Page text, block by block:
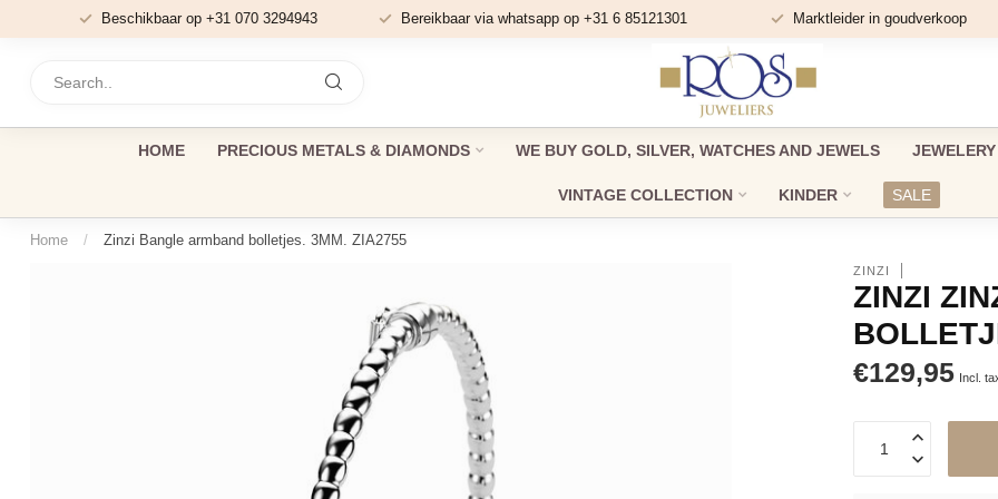
Beschikbaar op +31 070 3294943 Bereikbaar via whatsapp op +31 6 85121301 Marktleider in goudverkoop
HOME PRECIOUS METALS & DIAMONDS WE BUY GOLD, SILVER, WATCHES AND JEWELS JEWELERY
VINTAGE COLLECTION KINDER SALE
Home / Zinzi Bangle armband bolletjes. 3MM. ZIA2755
ZINZI
ZINZI
€129,95 Incl.